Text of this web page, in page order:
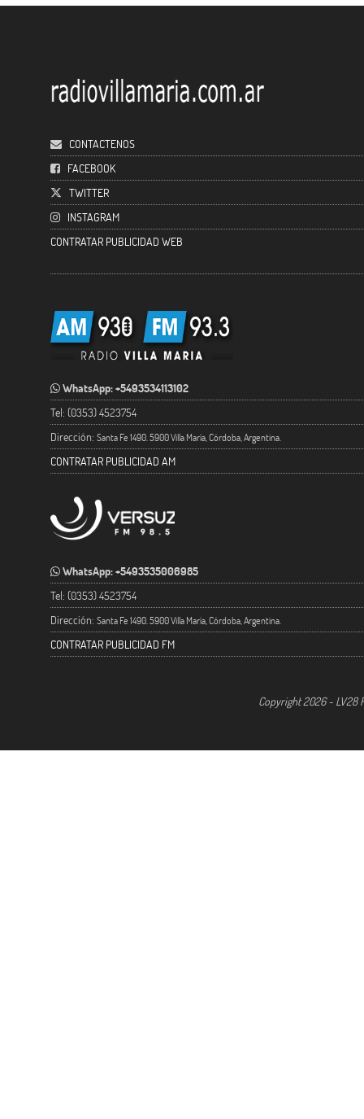
CONTACTENOS
FACEBOOK
TWITTER
INSTAGRAM
CONTRATAR PUBLICIDAD WEB
WhatsApp: +5493534113102
Tel: (0353) 4523754
Dirección: Santa Fe 1490. 5900 Villa María, Córdoba, Argentina.
CONTRATAR PUBLICIDAD AM
WhatsApp: +5493535006985
Tel: (0353) 4523754
Dirección: Santa Fe 1490. 5900 Villa María, Córdoba, Argentina.
CONTRATAR PUBLICIDAD FM
Copyright 2026 - LV28